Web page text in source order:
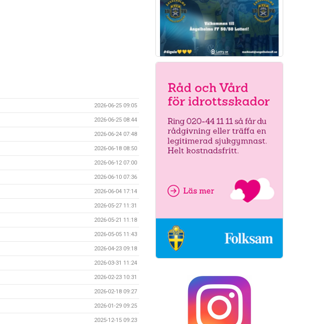
2026-06-25 09:05
2026-06-25 08:44
2026-06-24 07:48
2026-06-18 08:50
2026-06-12 07:00
2026-06-10 07:36
2026-06-04 17:14
2026-05-27 11:31
2026-05-21 11:18
2026-05-05 11:43
2026-04-23 09:18
2026-03-31 11:24
2026-02-23 10:31
2026-02-18 09:27
2026-01-29 09:25
2025-12-15 09:23